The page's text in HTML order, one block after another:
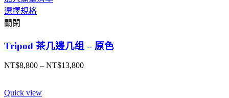
選擇規格
關閉
Tripod 茶几邊几组 – 原色
NT$8,800 – NT$13,800
Quick view